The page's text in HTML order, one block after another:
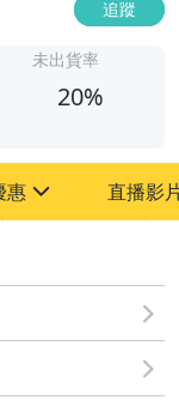
追蹤
未出貨率
20%
惠 直播影